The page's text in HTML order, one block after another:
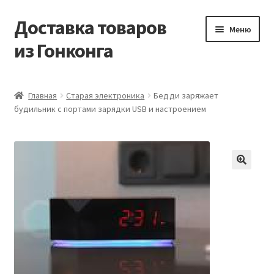
Перейти
к
навигации
Перейти
к
содержимому
Доставка товаров
из Гонконга
Меню
Контакты
Корзина
Новости
Оптовый склад
Главная Старая электроника
Бедди заряжает
будильник с портами зарядки USB и настроением